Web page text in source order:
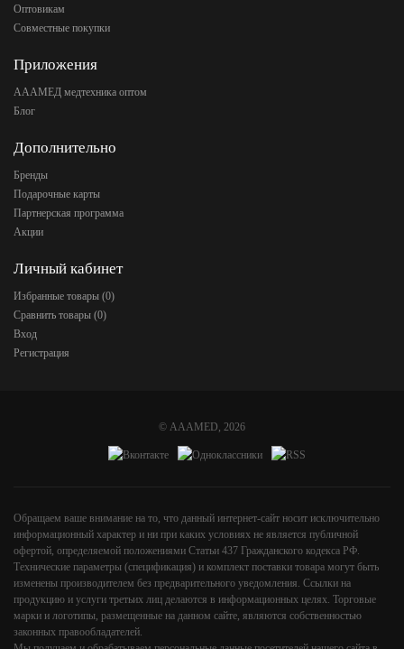
Оптовикам
Совместные покупки
Приложения
АААМЕД медтехника оптом
Блог
Дополнительно
Бренды
Подарочные карты
Партнерская программа
Акции
Личный кабинет
Избранные товары (0)
Сравнить товары (0)
Вход
Регистрация
© AAAMED, 2026
Обращаем ваше внимание на то, что данный интернет-сайт носит исключительно
информационный характер и ни при каких условиях не является публичной
офертой, определяемой положениями Статьи 437 Гражданского кодекса РФ.
Технические параметры (спецификация) и комплект поставки товара могут быть
изменены производителем без предварительного уведомления. Ссылки на
продукцию и услуги третьих лиц делаются в информационных целях. Торговые
марки и логотипы, размещенные на данном сайте, являются собственностью
законных правообладателей.